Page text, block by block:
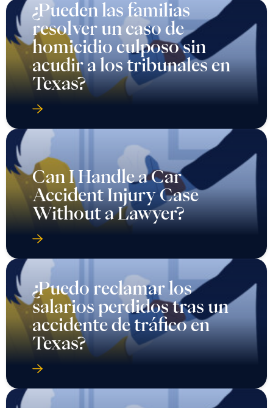
¿Pueden las familias
resolver un caso de
homicidio culposo sin
acudir a los tribunales en
Texas?
Can I Handle a Car
Accident Injury Case
Without a Lawyer?
¿Puedo reclamar los
salarios perdidos tras un
accidente de tráfico en
Texas?